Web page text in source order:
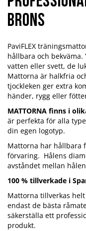
brons
PaviFLEX
hållbara och
vatten eller svett, de
Mattorna är halkfria
tjockleken ger extra
händer, rygg eller
MATTORNA finns i
är perfekta för alla
din egen logotyp.
Mattorna har hållbara
förvaring. Hålens
avståndet mellan
100 % tillverkade i
Mattorna tillverkas
endast de bästa
säkerställa ett
produkt.